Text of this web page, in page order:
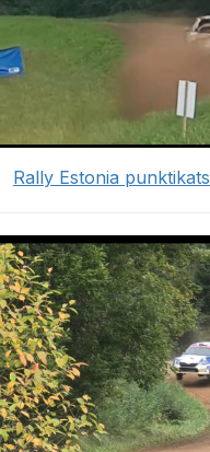
Rally Estonia